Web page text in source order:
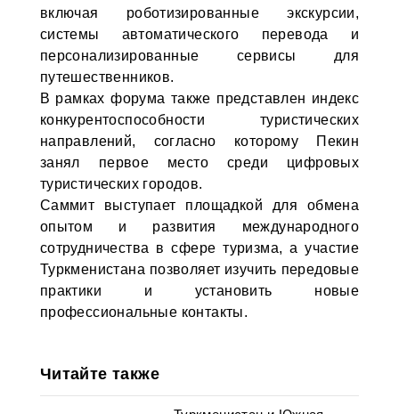
включая роботизированные экскурсии,
системы автоматического перевода и
персонализированные сервисы для
путешественников.
В рамках форума также представлен индекс
конкурентоспособности туристических
направлений, согласно которому Пекин
занял первое место среди цифровых
туристических городов.
Саммит выступает площадкой для обмена
опытом и развития международного
сотрудничества в сфере туризма, а участие
Туркменистана позволяет изучить передовые
практики и установить новые
профессиональные контакты.
Читайте также